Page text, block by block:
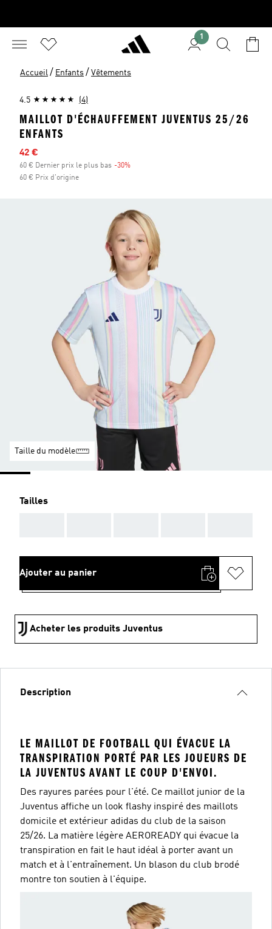
1
Accueil / Enfants / Vêtements
4.5 (4)
MAILLOT D'ÉCHAUFFEMENT JUVENTUS 25/26
ENFANTS
Prix en promo
42 €
60 € Dernier prix le plus bas -30%
60 € Prix d'origine
Taille du modèle
Tailles
Ajouter au panier
Acheter les produits Juventus
Description
LE MAILLOT DE FOOTBALL QUI ÉVACUE LA
TRANSPIRATION PORTÉ PAR LES JOUEURS DE
LA JUVENTUS AVANT LE COUP D'ENVOI.
Des rayures parées pour l'été. Ce maillot junior de la
Juventus affiche un look flashy inspiré des maillots
domicile et extérieur adidas du club de la saison
25/26. La matière légère AEROREADY qui évacue la
transpiration en fait le haut idéal à porter avant un
match et à l'entraînement. Un blason du club brodé
montre ton soutien à l'équipe.